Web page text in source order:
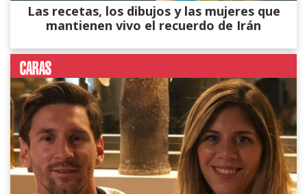
Las recetas, los dibujos y las mujeres que
mantienen vivo el recuerdo de Irán